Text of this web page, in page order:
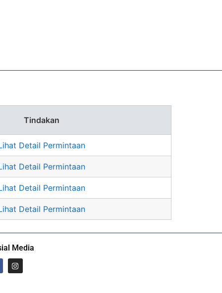
Tindakan
Detail Permintaan
Detail Permintaan
Detail Permintaan
Detail Permintaan
Media
I
n
s